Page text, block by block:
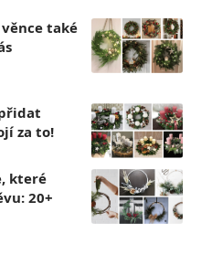
také
za to!
které
20+